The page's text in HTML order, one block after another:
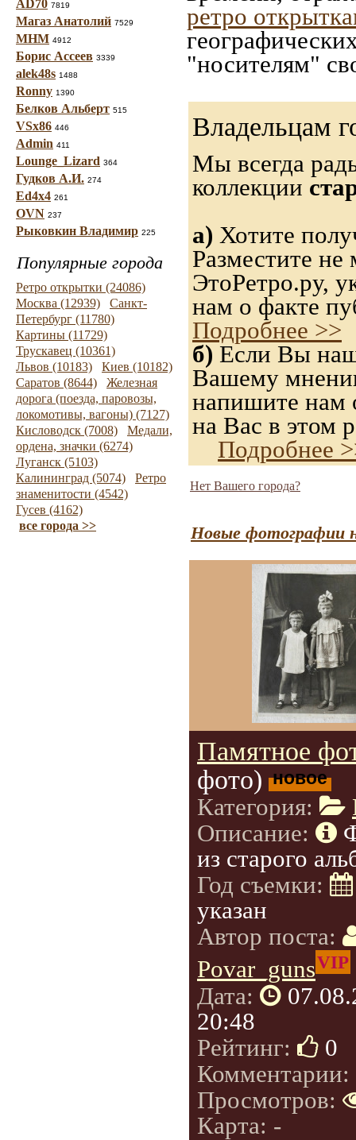
AD70 7819
Магаз Анатолий 7529
МНМ 4912
Борис Ассеев 3339
alek48s 1488
Ronny 1390
Белков Альберт 515
VSx86 446
Admin 411
Lounge_Lizard 364
Гудков А.И. 274
Ed4x4 261
OVN 237
Рыковкин Владимир 225
Популярные города
Ретро открытки (24086)
Москва (12939)
Санкт-
Петербург (11780)
Картины (11729)
Трускавец (10361)
Львов (10183)
Киев (10182)
Саратов (8644)
Железная
дорога (поезда, паровозы,
локомотивы, вагоны) (7127)
Кисловодск (7008)
Медали,
ордена, значки (6274)
Луганск (5103)
Калининград (5074)
Ретро
знаменитости (4542)
Гусев (4162)
все города >>
ретро
"носителям"
Владельцам
Мы всегда
коллекции
а) Хотите
Разместите
ЭтоРетро.ру,
нам о факте
Подробнее >>
б) Если Вы
Вашему
напишите нам
на Вас в этом
Подробнее
Нет Вашего города?
Новые фотографии
Памятное
фото) новое
Категория:
Описание:
из старого
Год съемки:
указан
Автор поста:
Povar_gunsVIP
Дата:
20:48
Рейтинг:
0
Комментарии:
Просмотров:
Карта: -